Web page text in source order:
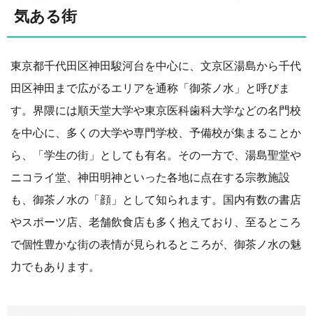
気ある街
東京都千代田区神田駿河台を中心に、文京区湯島から千代
田区神田まで広がるエリアを通称「御茶ノ水」と呼びま
す。界隈には順天堂大学や東京医科歯科大学などの名門校
を中心に、多くの大学や専門学校、予備校が集まることか
ら、「学生の街」としても有名。その一方で、湯島聖堂や
ニコライ堂、神田明神といった各地に点在する宗教施設
も、御茶ノ水の「顔」として知られます。国内有数の書店
やスポーツ店、老舗飲食店も多く抱えており、至るところ
で個性豊かな街の表情が見られるところが、御茶ノ水の魅
力でもあります。